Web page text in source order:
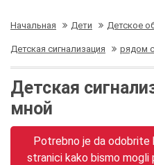
Начальная Дети Детское
Детская сигнализация рядом
Детская
мной
Potrebno je da odobrite
stranici kako bismo mogli